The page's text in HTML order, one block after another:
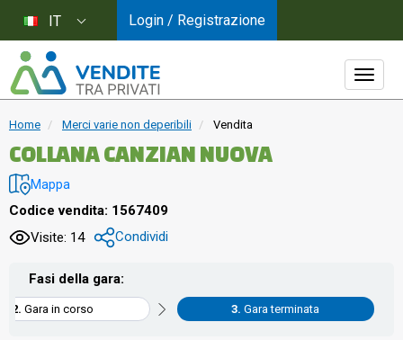
Home Merci varie non deperibili Vendita
COLLANA CANZIAN NUOVA
Mappa
Codice vendita: 1567409
Visite: 14
Condividi
Fasi della gara:
Gara in corso Gara terminata
IT Login / Registrazione